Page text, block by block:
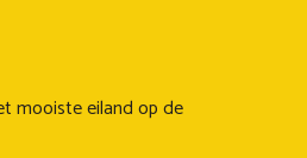
mooiste eiland op de